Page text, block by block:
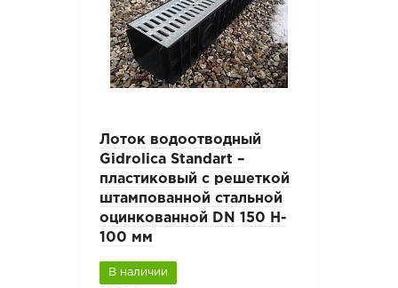
Лоток водоотводный
Gidrolica Standart –
пластиковый с решеткой
штампованной стальной
оцинкованной DN 150 H-
100 мм
В наличии